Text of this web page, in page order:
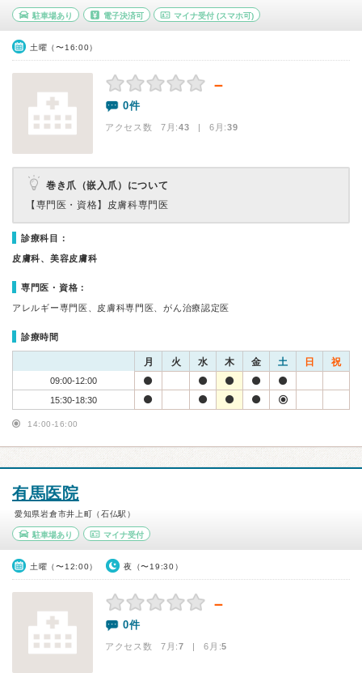
駐車場あり 電子決済可 マイナ受付 (スマホ可)
土曜（〜16:00）
－
0件
アクセス数 7月:43 | 6月:39
巻き爪（嵌入爪）について
【専門医・資格】 皮膚科専門医
診療科目：
皮膚科、美容皮膚科
専門医・資格：
アレルギー専門医、皮膚科専門医、がん治療認定医
診療時間
月 火 水 木 金 土 日 祝
09:00-12:00
15:30-18:30
14:00-16:00
有馬医院
愛知県岩倉市井上町（石仏駅）
駐車場あり マイナ受付
土曜（〜12:00） 夜（〜19:30）
－
0件
アクセス数 7月:7 | 6月:5